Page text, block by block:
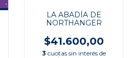
LA ABADÍA DE
NORTHANGER
$41.600,00
3 cuotas sin interés de